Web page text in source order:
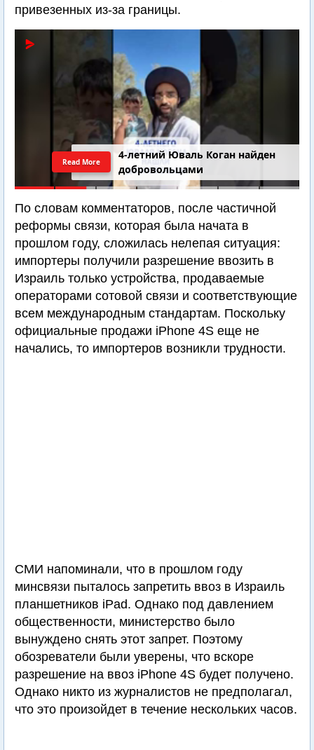
привезенных из-за границы.
4-летний Юваль Коган найден
добровольцами
Read More
По словам комментаторов, после частичной
реформы связи, которая была начата в
прошлом году, сложилась нелепая ситуация:
импортеры получили разрешение ввозить в
Израиль только устройства, продаваемые
операторами сотовой связи и соответствующие
всем международным стандартам. Поскольку
официальные продажи iPhone 4S еще не
начались, то импортеров возникли трудности.
СМИ напоминали, что в прошлом году
минсвязи пыталось запретить ввоз в Израиль
планшетников iPad. Однако под давлением
общественности, министерство было
вынуждено снять этот запрет. Поэтому
обозреватели были уверены, что вскоре
разрешение на ввоз iPhone 4S будет получено.
Однако никто из журналистов не предполагал,
что это произойдет в течение нескольких часов.